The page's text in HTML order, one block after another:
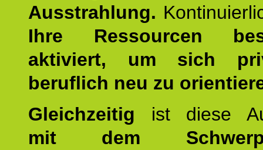
Ausstrahlung.
Ihre Ressourcen
aktiviert, um sich
beruflich neu zu
Gleichzeitig ist diese
mit dem